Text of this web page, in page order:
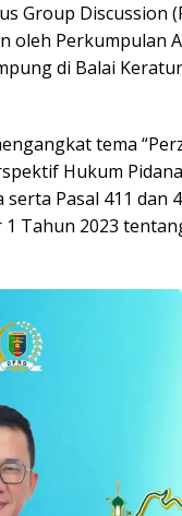
Group Discussion
oleh Perkumpulan
di Balai
tema
Hukum
serta Pasal 411 dan
Tahun 2023